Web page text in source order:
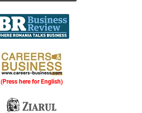
(Press here for English)